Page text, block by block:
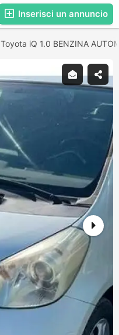
Inserisci un annuncio
Toyota iQ 1.0 BENZINA